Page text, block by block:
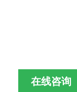
在线咨询